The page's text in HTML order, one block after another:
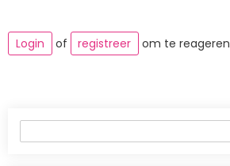
Login of registreer om te reageren